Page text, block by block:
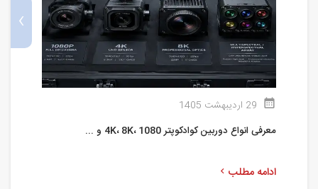
29 اردیبهشت 1405
معرفی انواع دوربین کوادکوپتر 4K، 8K، 1080 و ...
ادامه مطلب
›